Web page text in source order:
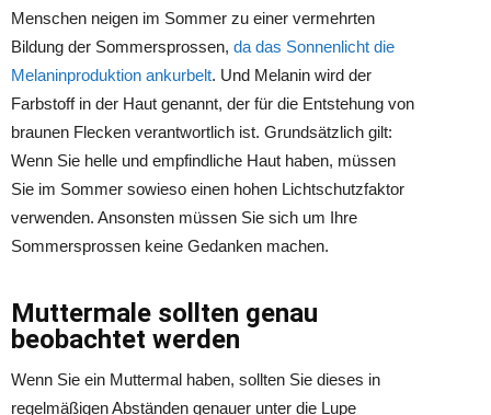
Menschen neigen im Sommer zu einer vermehrten
Bildung der Sommersprossen, da das Sonnenlicht die
Melaninproduktion ankurbelt. Und Melanin wird der
Farbstoff in der Haut genannt, der für die Entstehung von
braunen Flecken verantwortlich ist. Grundsätzlich gilt:
Wenn Sie helle und empfindliche Haut haben, müssen
Sie im Sommer sowieso einen hohen Lichtschutzfaktor
verwenden. Ansonsten müssen Sie sich um Ihre
Sommersprossen keine Gedanken machen.
Muttermale sollten genau
beobachtet werden
Wenn Sie ein Muttermal haben, sollten Sie dieses in
regelmäßigen Abständen genauer unter die Lupe